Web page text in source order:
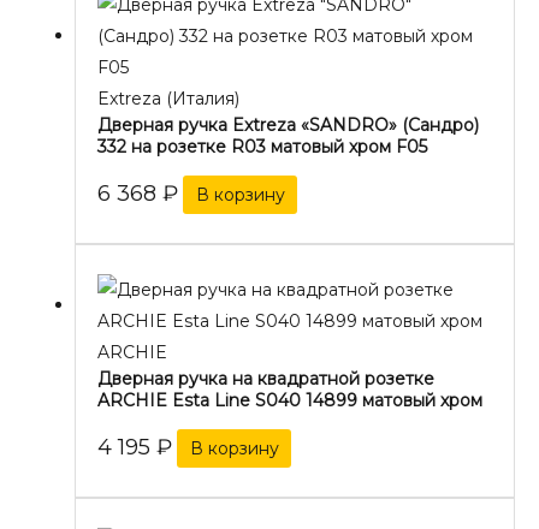
Extreza (Италия)
Дверная ручка Extreza «SANDRO» (Сандро)
332 на розетке R03 матовый хром F05
6 368 ₽ В корзину
ARCHIE
Дверная ручка на квадратной розетке
ARCHIE Esta Line S040 14899 матовый хром
4 195 ₽ В корзину